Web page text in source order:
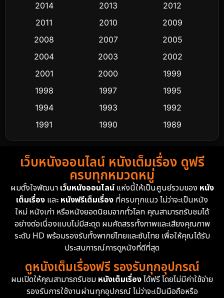
Crime อาชญากรรม 530
Cult Film
Dance เต้น
Detective สืบสวน
Detective สืบสวน
Disney+ 4
Documentary สารคดี 95
Drama ดราม่า
Dystopian 16
Emotional 61
2014
2013
2012
2011
2010
2009
2008
2007
2005
2004
2003
2002
2001
2000
1999
1998
1997
1995
1994
1993
1992
1991
1990
1989
1988
1986
1985
1983
1982
1981
1974
1962
เว็บหนังออนไลน์ หนังเต็มเรื่อง ดูฟรี
ครบทุกหมวดหมู่
ผมตั้งใจพัฒนา เว็บหนังออนไลน์แห่งนี้ให้เป็นศูนย์รวมของ หนัง
เต็มเรื่อง และหนังฟรีเต็มเรื่อง ที่ครบทุกแนว ไม่ว่าจะเป็นหนัง
ใหม่ หนังเก่า หรือหนังยอดนิยมจากทั่วโลก คุณสามารถรับชมได้
อย่างต่อเนื่องแบบไม่มีสะดุด ผมคัดสรรทั้งภาพและเสียงคุณภาพ
ระดับ HD พร้อมรองรับทั้งพากย์ไทยและซับไทย เพื่อให้คุณได้รับ
ประสบการณ์การดูหนังที่ดีที่สุด
ดูหนังเต็มเรื่องฟรี รองรับทุกอุปกรณ์
ผมเปิดให้คุณสามารถรับชม หนังเต็มเรื่องได้ฟรี โดยไม่มีค่าใช้จ่าย
รองรับการใช้งานผ่านทุกอุปกรณ์ ไม่ว่าจะเป็นมือถือหรือ